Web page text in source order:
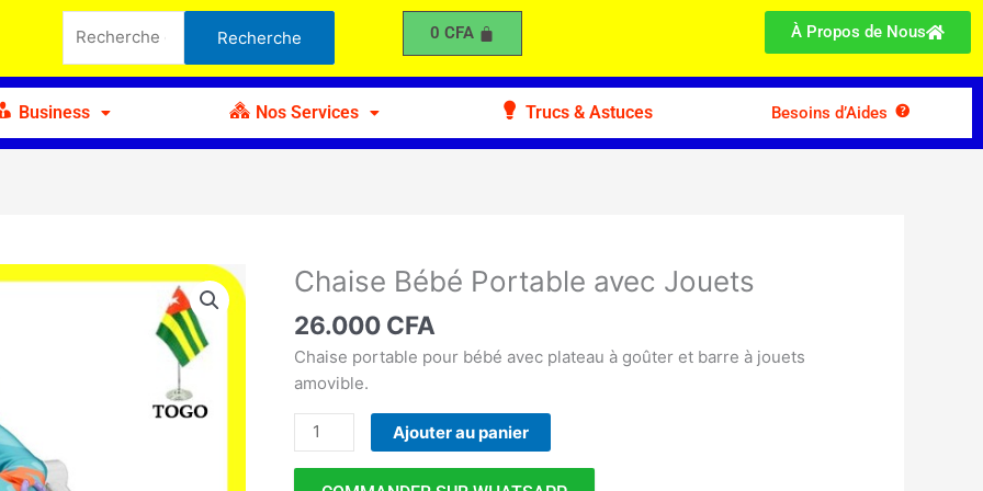
pour :
Recherche 0 CFA À Propos de Nous
Business Nos Services Trucs & Astuces Besoins d’Aides
Chaise Bébé Portable avec Jouets
26.000 CFA
Chaise portable pour bébé avec plateau à goûter et barre à jouets
amovible.
quantité
Chaise
Bébé
Portable
Jouets
Ajouter au panier
Jouets